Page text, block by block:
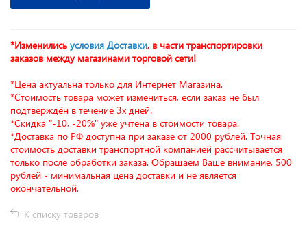
*Изменились условия Доставки, в части транспортировки
заказов между магазинами торговой сети!
*Цена актуальна только для Интернет Магазина.
*Стоимость товара может измениться, если заказ не был
подтверждён в течение 3х дней.
*Скидка "-10, -20%" уже учтена в стоимости товара.
*Доставка по РФ доступна при заказе от 2000 рублей. Точная
стоимость доставки транспортной компанией рассчитывается
только после обработки заказа. Обращаем Ваше внимание, 500
рублей - минимальная цена доставки и не является
окончательной.
К списку товаров